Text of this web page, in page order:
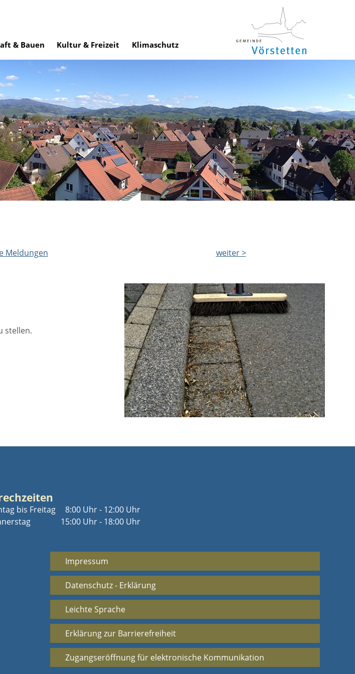
& Bauen Kultur & Freizeit Klimaschutz
Meldungen weiter >
stellen.
bis Freitag
8:00 Uhr - 12:00 Uhr
15:00 Uhr - 18:00 Uhr
Impressum
Datenschutz - Erklärung
Leichte Sprache
Erklärung zur Barrierefreiheit
Zugangseröffnung für elektronische Kommunikation